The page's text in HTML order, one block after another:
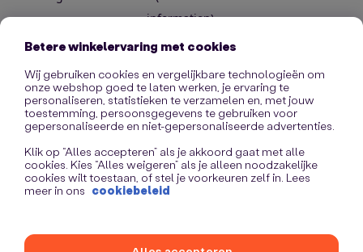
information).
Betere winkelervaring met cookies
Wij gebruiken cookies en vergelijkbare technologieën om
onze webshop goed te laten werken, je ervaring te
personaliseren, statistieken te verzamelen en, met jouw
toestemming, persoonsgegevens te gebruiken voor
gepersonaliseerde en niet-gepersonaliseerde advertenties.
Klik op “Alles accepteren” als je akkoord gaat met alle
cookies. Kies “Alles weigeren” als je alleen noodzakelijke
cookies wilt toestaan, of stel je voorkeuren zelf in. Lees
meer in ons cookiebeleid